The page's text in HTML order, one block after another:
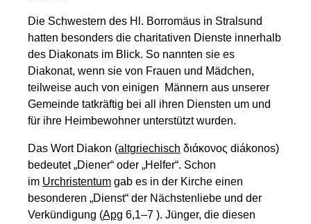
Die Schwestern des Hl. Borromäus in Stralsund
hatten besonders die charitativen Dienste innerhalb
des Diakonats im Blick. So nannten sie es
Diakonat, wenn sie von Frauen und Mädchen,
teilweise auch von einigen Männern aus unserer
Gemeinde tatkräftig bei all ihren Diensten um und
für ihre Heimbewohner unterstützt wurden.
Das Wort Diakon (altgriechisch διάκονος diákonos)
bedeutet „Diener“ oder „Helfer“. Schon
im Urchristentum gab es in der Kirche einen
besonderen „Dienst“ der Nächstenliebe und der
Verkündigung (Apg 6,1–7 ). Jünger, die diesen